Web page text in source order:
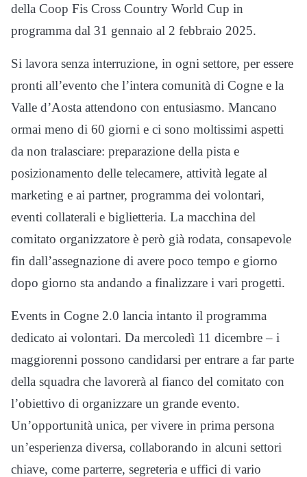
della Coop Fis Cross Country World Cup in
programma dal 31 gennaio al 2 febbraio 2025.
Si lavora senza interruzione, in ogni settore, per essere
pronti all’evento che l’intera comunità di Cogne e la
Valle d’Aosta attendono con entusiasmo. Mancano
ormai meno di 60 giorni e ci sono moltissimi aspetti
da non tralasciare: preparazione della pista e
posizionamento delle telecamere, attività legate al
marketing e ai partner, programma dei volontari,
eventi collaterali e biglietteria. La macchina del
comitato organizzatore è però già rodata, consapevole
fin dall’assegnazione di avere poco tempo e giorno
dopo giorno sta andando a finalizzare i vari progetti.
Events in Cogne 2.0 lancia intanto il programma
dedicato ai volontari. Da mercoledì 11 dicembre – i
maggiorenni possono candidarsi per entrare a far parte
della squadra che lavorerà al fianco del comitato con
l’obiettivo di organizzare un grande evento.
Un’opportunità unica, per vivere in prima persona
un’esperienza diversa, collaborando in alcuni settori
chiave, come parterre, segreteria e uffici di vario